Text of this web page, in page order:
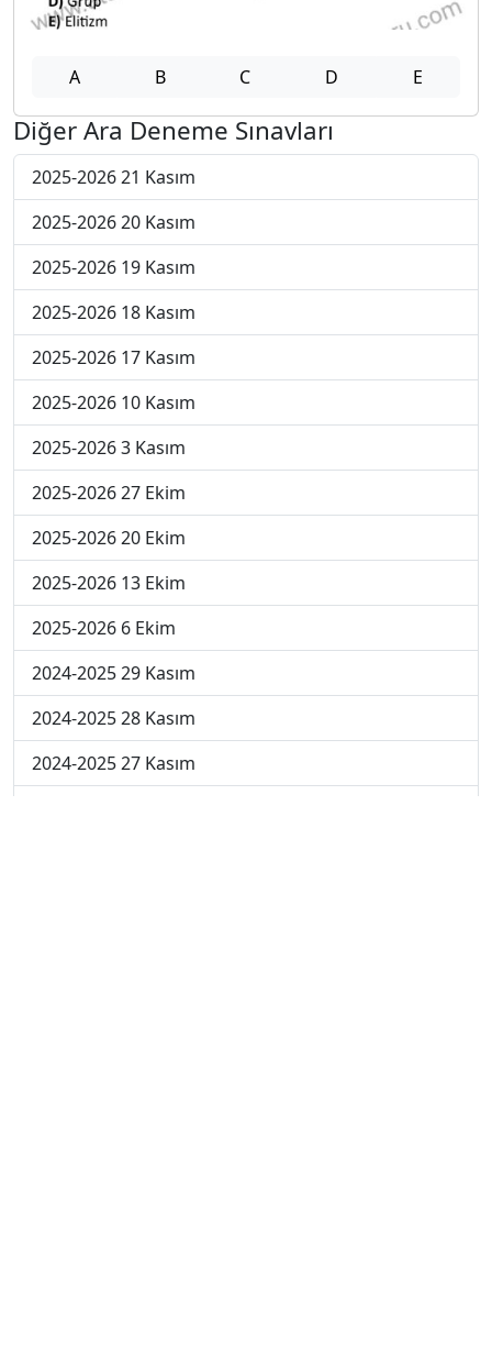
A B C D E
Diğer Ara Deneme Sınavları
2025-2026 21 Kasım
2025-2026 20 Kasım
2025-2026 19 Kasım
2025-2026 18 Kasım
2025-2026 17 Kasım
2025-2026 10 Kasım
2025-2026 3 Kasım
2025-2026 27 Ekim
2025-2026 20 Ekim
2025-2026 13 Ekim
2025-2026 6 Ekim
2024-2025 29 Kasım
2024-2025 28 Kasım
2024-2025 27 Kasım